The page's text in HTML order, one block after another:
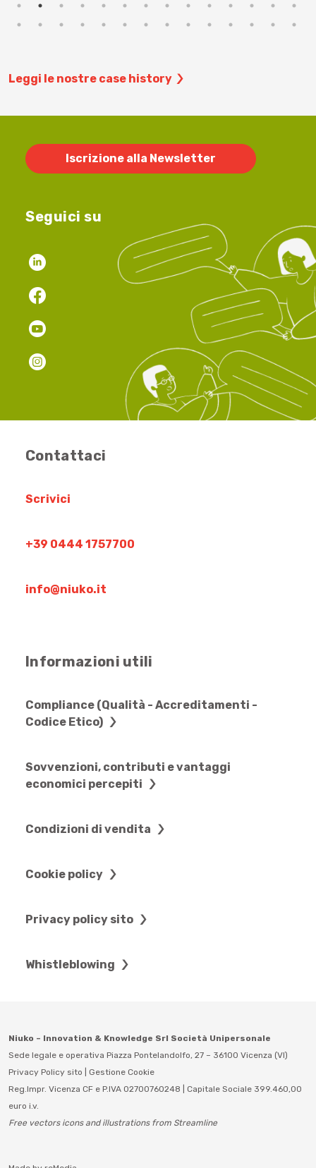
Leggi le nostre case history
Iscrizione alla Newsletter
Seguici su
Contattaci
Scrivici
+39 0444 1757700
info@niuko.it
Informazioni utili
Compliance (Qualità - Accreditamenti -
Codice Etico)
Sovvenzioni, contributi e vantaggi
economici percepiti
Condizioni di vendita
Cookie policy
Privacy policy sito
Whistleblowing
Niuko – Innovation & Knowledge Srl Società Unipersonale
Sede legale e operativa Piazza Pontelandolfo, 27 – 36100 Vicenza (VI)
Privacy Policy sito
Gestione Cookie
Reg.Impr. Vicenza CF e P.IVA 02700760248 | Capitale Sociale 399.460,00
euro i.v.
Free vectors icons and illustrations from Streamline